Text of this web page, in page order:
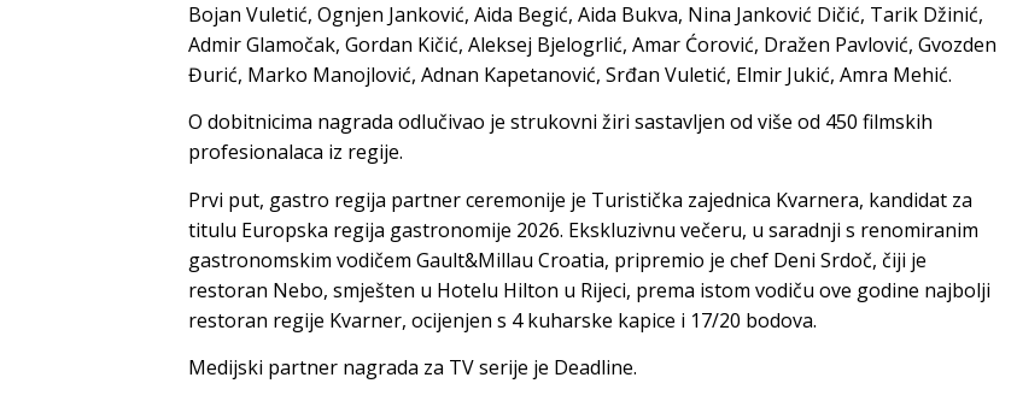
Bojan Vuletić, Ognjen Janković, Aida Begić, Aida Bukva, Nina Janković Dičić, Tarik Džinić,
Admir Glamočak, Gordan Kičić, Aleksej Bjelogrlić, Amar Ćorović, Dražen Pavlović, Gvozden
Đurić, Marko Manojlović, Adnan Kapetanović, Srđan Vuletić, Elmir Jukić, Amra Mehić.
O dobitnicima nagrada odlučivao je strukovni žiri sastavljen od više od 450 filmskih
profesionalaca iz regije.
Prvi put, gastro regija partner ceremonije je Turistička zajednica Kvarnera, kandidat za
titulu Europska regija gastronomije 2026. Ekskluzivnu večeru, u saradnji s renomiranim
gastronomskim vodičem Gault&Millau Croatia, pripremio je chef Deni Srdoč, čiji je
restoran Nebo, smješten u Hotelu Hilton u Rijeci, prema istom vodiču ove godine najbolji
restoran regije Kvarner, ocijenjen s 4 kuharske kapice i 17/20 bodova.
Medijski partner nagrada za TV serije je Deadline.